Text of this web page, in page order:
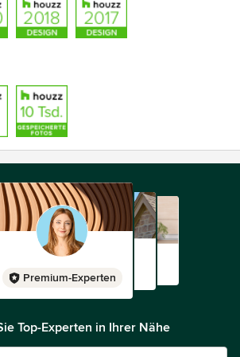
Premium-Experten
Top-Experten in Ihrer Nähe